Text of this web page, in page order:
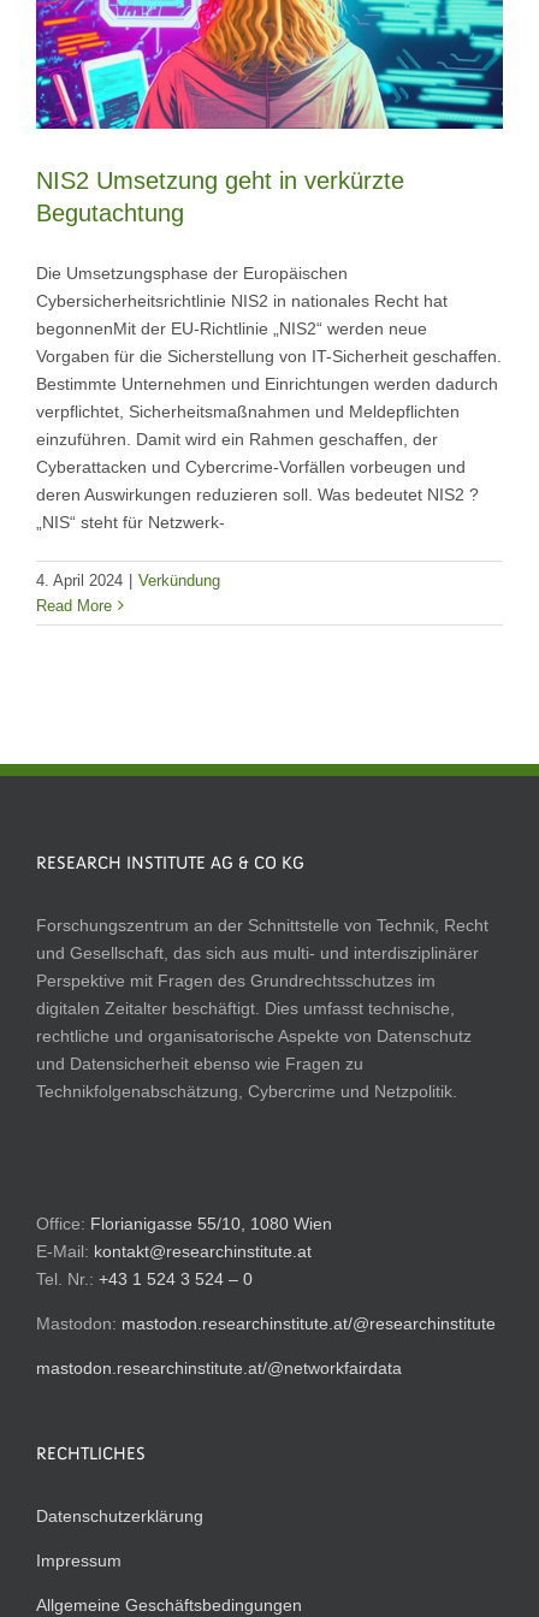
NIS2 Umsetzung geht in verkürzte
Begutachtung
Die Umsetzungsphase der Europäischen
Cybersicherheitsrichtlinie NIS2 in nationales Recht hat
begonnenMit der EU-Richtlinie „NIS2“ werden neue
Vorgaben für die Sicherstellung von IT-Sicherheit geschaffen.
Bestimmte Unternehmen und Einrichtungen werden dadurch
verpflichtet, Sicherheitsmaßnahmen und Meldepflichten
einzuführen. Damit wird ein Rahmen geschaffen, der
Cyberattacken und Cybercrime-Vorfällen vorbeugen und
deren Auswirkungen reduzieren soll. Was bedeutet NIS2 ?
„NIS“ steht für Netzwerk-
4. April 2024 | Verkündung
Read More
RESEARCH INSTITUTE AG & CO KG
Forschungszentrum an der Schnittstelle von Technik, Recht
und Gesellschaft, das sich aus multi- und interdisziplinärer
Perspektive mit Fragen des Grundrechtsschutzes im
digitalen Zeitalter beschäftigt. Dies umfasst technische,
rechtliche und organisatorische Aspekte von Datenschutz
und Datensicherheit ebenso wie Fragen zu
Technikfolgenabschätzung, Cybercrime und Netzpolitik.
Office: Florianigasse 55/10, 1080 Wien
E-Mail: kontakt@researchinstitute.at
Tel. Nr.: +43 1 524 3 524 – 0
Mastodon: mastodon.researchinstitute.at/@researchinstitute
mastodon.researchinstitute.at/@networkfairdata
RECHTLICHES
Datenschutzerklärung
Impressum
Allgemeine Geschäftsbedingungen